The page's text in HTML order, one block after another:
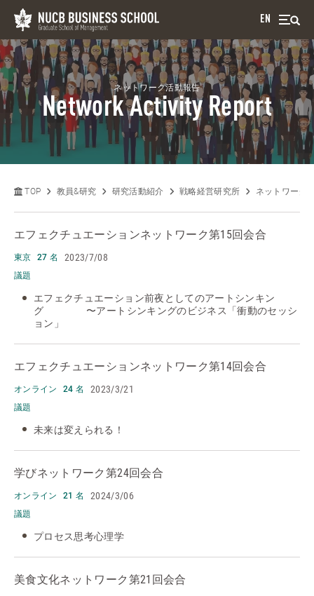
EN
ネットワーク活動報告
Network Activity Report
TOP 教員&研究 研究活動紹介 戦略経営研究所 ネットワーク
エフェクチュエーションネットワーク第15回会合
東京 27 名 2023/7/08
議題
エフェクチュエーション前夜としてのアートシンキン
グ 〜アートシンキングのビジネス「衝動のセッシ
ョン」
エフェクチュエーションネットワーク第14回会合
オンライン 24 名 2023/3/21
議題
未来は変えられる！
学びネットワーク 第24回会合
オンライン 21 名 2024/3/06
議題
プロセス思考心理学
美食文化ネットワーク 第21回会合